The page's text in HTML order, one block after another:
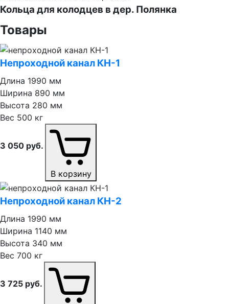
Кольца для колодцев в дер. Полянка
Товары
Непроходной канал КН⁠-⁠1
Длина 1990 мм
Ширина 890 мм
Высота 280 мм
Вес 500 кг
3 050 руб.
В корзину
Непроходной канал КН⁠-⁠2
Длина 1990 мм
Ширина 1140 мм
Высота 340 мм
Вес 700 кг
3 725 руб.